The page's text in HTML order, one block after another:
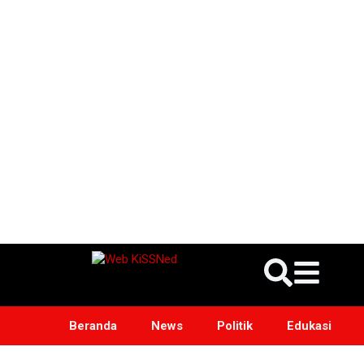
Beranda News Politik Edukasi